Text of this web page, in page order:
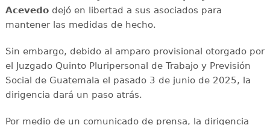
Acevedodejó en libertad a sus asociados para
mantener las medidas de hecho.
Sin embargo, debido al amparo provisional otorgado por
el Juzgado Quinto Pluripersonal de Trabajo y Previsión
Social de Guatemala el pasado 3 de junio de 2025, la
dirigencia dará un paso atrás.
Por medio de un comunicado de prensa, la dirigencia